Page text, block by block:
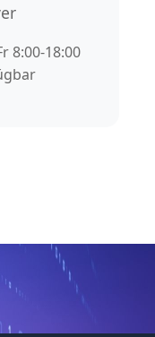
8:00-18:00